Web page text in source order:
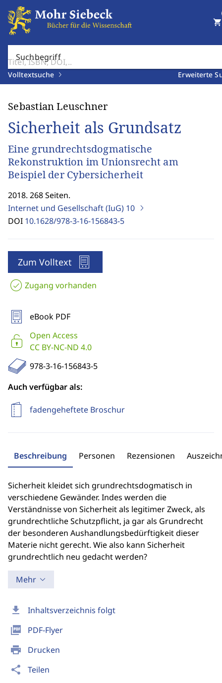
Suchbegriff
Volltextsuche Erweiterte
shopping_cart
download Inhaltsverzeichnis folgt
picture_as_pdf PDF-Flyer
print Drucken
share Teilen
Sebastian Leuschner
Sicherheit als Grundsatz
Eine grundrechtsdogmatische
Rekonstruktion im Unionsrecht am
Beispiel der Cybersicherheit
2018. 268 Seiten.
Internet und Gesellschaft (IuG) 10
DOI 10.1628/978-3-16-156843-5
Zum Volltext
Zugang vorhanden
eBook PDF
Open Access
CC BY-NC-ND 4.0
978-3-16-156843-5
Auch verfügbar als:
fadengeheftete Broschur
Beschreibung Personen Rezensionen
Sicherheit kleidet sich grundrechtsdogmatisch in
verschiedene Gewänder. Indes werden die
Verständnisse von Sicherheit als legitimer Zweck, als
grundrechtliche Schutzpflicht, ja gar als Grundrecht
der besonderen Aushandlungsbedürftigkeit dieser
Materie nicht gerecht. Wie also kann Sicherheit
grundrechtlich neu gedacht werden?
Mehr